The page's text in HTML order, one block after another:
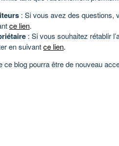
: Si vous avez des questions,
ce lien.
: Si vous souhaitez rétablir
en suivantce lien.
ce blog pourra être de nouveau